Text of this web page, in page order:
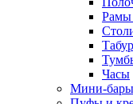
Рамы
Часы
Мини-бары